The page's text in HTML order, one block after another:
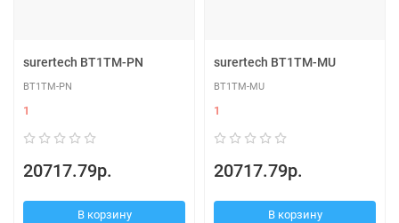
surertech BT1TM-PN
BT1TM-PN
1
20717.79р.
В корзину
surertech BT1TM-MU
BT1TM-MU
1
20717.79р.
В корзину